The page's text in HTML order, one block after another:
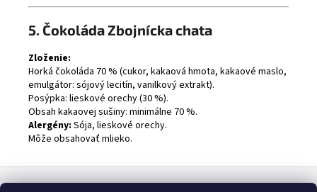
5. Čokoláda Zbojnícka chata
Zloženie:
Horká čokoláda 70 % (cukor, kakaová hmota, kakaové maslo,
emulgátor: sójový lecitín, vanilkový extrakt).
Posýpka: lieskové orechy (30 %).
Obsah kakaovej sušiny: minimálne 70 %.
Alergény: Sója, lieskové orechy.
Môže obsahovať mlieko.
Z